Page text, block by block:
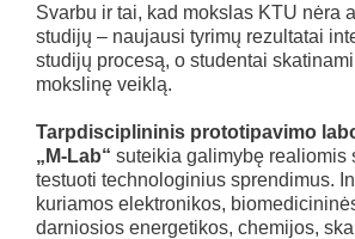
Svarbu ir tai, kad mokslas KTU nėra
studijų – naujausi tyrimų rezultatai
studijų procesą, o studentai
mokslinę veiklą.
Tarpdisciplininis prototipavimo
„M-Lab“ suteikia galimybę realiomis
testuoti technologinius sprendimus.
kuriamos elektronikos,
darniosios energetikos, chemijos,